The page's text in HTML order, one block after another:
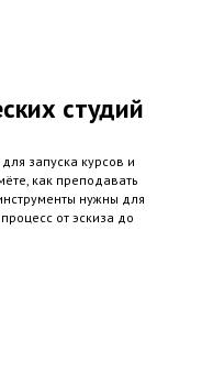
студий
запуска курсов и
как преподавать
нужны для
от эскиза до